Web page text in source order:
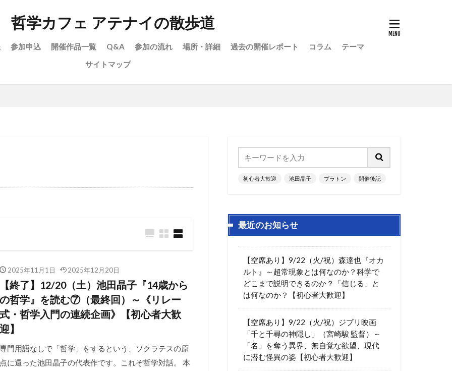
哲学カフェ アテナイの散歩道
参加申込 開催作品一覧 Q&A 参加の流れ 場所・詳細 過去の開催レポート コラム
テーマ
サイトマップ
2025年11月1日 2025年12月20日
【終了】12/20（土）池田晶子『14歳から
の哲学』を読む⑦（最終回）～《リレー
式・哲学入門の連続企画》【初心者大歓
迎】
専門用語なしで「哲学」をするという、ソクラテスの原
点に還った池田晶子の代表作です。これぞ哲学対話。 本
初心者大歓迎 池田晶子 プラトン 開催後記
最近のお知らせ
【空席あり】9/22（火/祝）森達也『オカ
ルト』～超常現象とは何なのか？科学で
どこまで説明できるのか？「信じる」と
は何なのか？【初心者大歓迎】
【空席あり】9/22（火/祝）ジブリ映画
「千と千尋の神隠し」（宮崎駿 監督）～
「名」を奪う異界、無自覚な欲望、現代
に潜む怪異の姿【初心者大歓迎】